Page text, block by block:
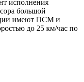
исполнения
большой
имеют ПСМ и
до 25 км/час по